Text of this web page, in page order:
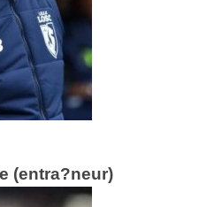
(entra?neur)